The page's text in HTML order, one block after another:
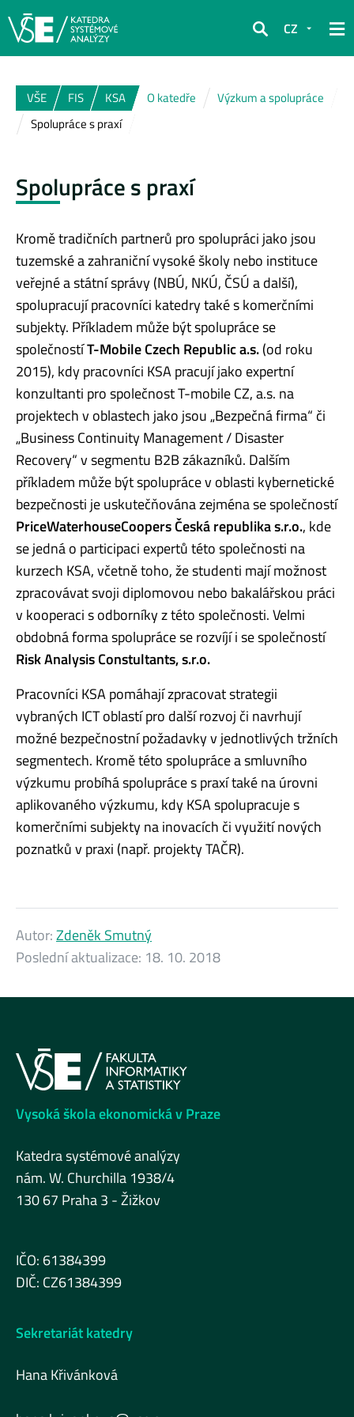
Hledat
CZ
VŠE FIS KSA O katedře
Výzkum a spolupráce
Spolupráce s praxí
Spolupráce s praxí
Kromě tradičních partnerů pro spolupráci jako jsou
tuzemské a zahraniční vysoké školy nebo instituce
veřejné a státní správy (NBÚ, NKÚ, ČSÚ a další),
spolupracují pracovníci katedry také s komerčními
subjekty. Příkladem může být spolupráce se
společnostíT-Mobile Czech Republic a.s.(od roku
2015), kdy pracovníci KSA pracují jako expertní
konzultanti pro společnost T-mobile CZ, a.s. na
projektech v oblastech jako jsou „Bezpečná firma“ či
„Business Continuity Management / Disaster
Recovery“ v segmentu B2B zákazníků. Dalším
příkladem může být spolupráce v oblasti kybernetické
bezpečnosti je uskutečňována zejména se společností
PriceWaterhouseCoopers Česká republika s.r.o., kde
se jedná o participaci expertů této společnosti na
kurzech KSA, včetně toho, že studenti mají možnost
zpracovávat svoji diplomovou nebo bakalářskou práci
v kooperaci s odborníky z této společnosti. Velmi
obdobná forma spolupráce se rozvíjí i se společností
Risk Analysis Constultants, s.r.o.
Pracovníci KSA pomáhají zpracovat strategii
vybraných ICT oblastí pro další rozvoj či navrhují
možné bezpečnostní požadavky v jednotlivých tržních
segmentech. Kromě této spolupráce a smluvního
výzkumu probíhá spolupráce s praxí také na úrovni
aplikovaného výzkumu, kdy KSA spolupracuje s
komerčními subjekty na inovacích či využití nových
poznatků v praxi (např. projekty TAČR).
Autor:Zdeněk Smutný
Poslední aktualizace: 18. 10. 2018
Vysoká škola ekonomická v Praze
Katedra systémové analýzy
nám. W. Churchilla 1938/4
130 67 Praha 3 - Žižkov
IČO: 61384399
DIČ: CZ61384399
Sekretariát katedry
Hana Křivánková